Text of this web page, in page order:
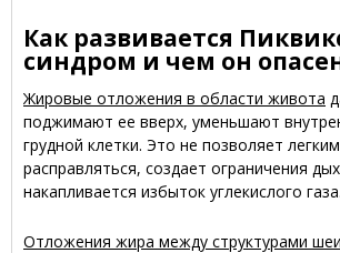
Как развивается
синдром и чем он
Жировые отложения в области живота
поджимают ее вверх, уменьшают
грудной клетки. Это не позволяет
расправляться, создает ограничения
накапливается избыток углекислого газа.
Отложения жира между структурами шеи